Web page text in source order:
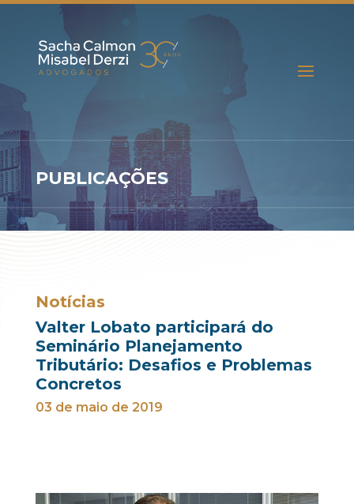
PUBLICAÇÕES
Notícias
Valter Lobato participará do
Seminário Planejamento
Tributário: Desafios e Problemas
Concretos
03 de maio de 2019